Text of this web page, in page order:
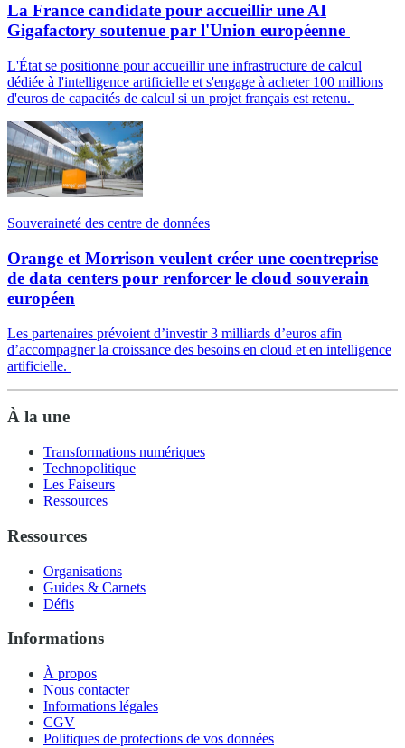
La France candidate pour accueillir une AI
Gigafactory soutenue par l'Union européenne
L'État se positionne pour accueillir une infrastructure de calcul
dédiée à l'intelligence artificielle et s'engage à acheter 100 millions
d'euros de capacités de calcul si un projet français est retenu.
Souveraineté des centre de données
Orange et Morrison veulent créer une coentreprise
de data centers pour renforcer le cloud souverain
européen
Les partenaires prévoient d’investir 3 milliards d’euros afin
d’accompagner la croissance des besoins en cloud et en intelligence
artificielle.
À la une
Transformations numériques
Technopolitique
Les Faiseurs
Ressources
Ressources
Organisations
Guides & Carnets
Défis
Informations
À propos
Nous contacter
Informations légales
CGV
Politiques de protections de vos données